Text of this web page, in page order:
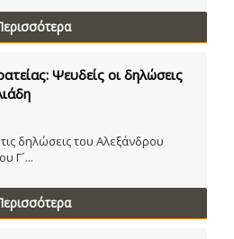
Ψευδείς οι δηλώσεις
δηλώσεις του Αλεξάνδρου
Γ´...